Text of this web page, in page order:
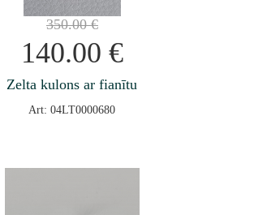
350.00€
140.00 €
Zelta kulons ar fianītu
Art: 04LT0000680